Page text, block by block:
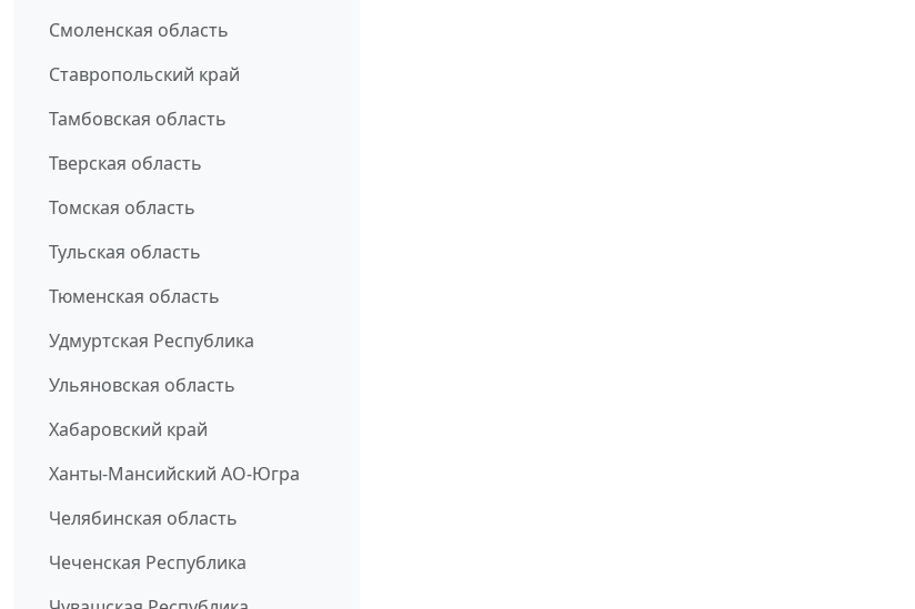
Смоленская область
Ставропольский край
Тамбовская область
Тверская область
Томская область
Тульская область
Тюменская область
Удмуртская Республика
Ульяновская область
Хабаровский край
Ханты-Мансийский АО-Югра
Челябинская область
Чеченская Республика